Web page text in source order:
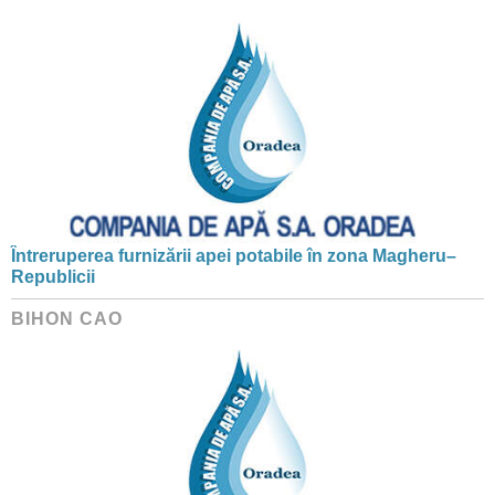
Întreruperea furnizării apei potabile în zona Magheru–
Republicii
BIHON CAO